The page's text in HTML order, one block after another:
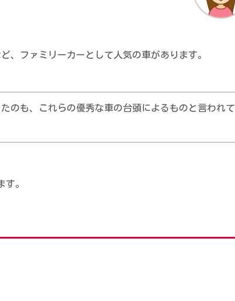
、ファミリーカーとして人気の車があります。
のも、これらの優秀な車の台頭によるものと言われて
す。